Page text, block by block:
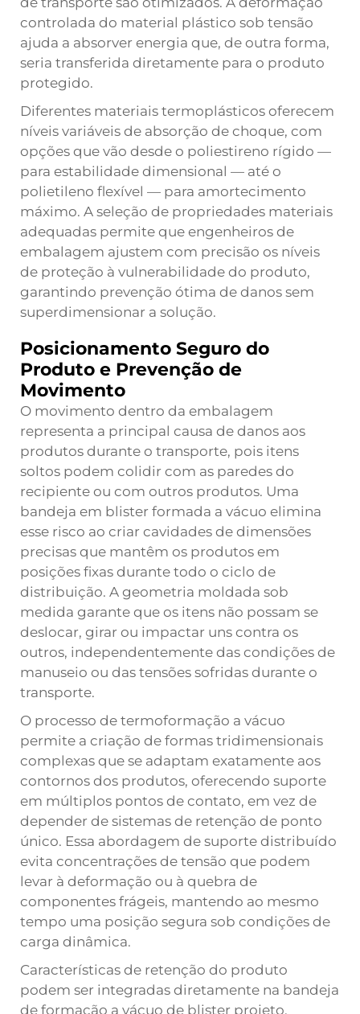
controlada do material plástico sob tensão
ajuda a absorver energia que, de outra forma,
seria transferida diretamente para o produto
protegido.
Diferentes materiais termoplásticos oferecem
níveis variáveis de absorção de choque, com
opções que vão desde o poliestireno rígido —
para estabilidade dimensional — até o
polietileno flexível — para amortecimento
máximo. A seleção de propriedades materiais
adequadas permite que engenheiros de
embalagem ajustem com precisão os níveis
de proteção à vulnerabilidade do produto,
garantindo prevenção ótima de danos sem
superdimensionar a solução.
Posicionamento Seguro do
Produto e Prevenção de
Movimento
O movimento dentro da embalagem
representa a principal causa de danos aos
produtos durante o transporte, pois itens
soltos podem colidir com as paredes do
recipiente ou com outros produtos. Uma
bandeja em blister formada a vácuo elimina
esse risco ao criar cavidades de dimensões
precisas que mantêm os produtos em
posições fixas durante todo o ciclo de
distribuição. A geometria moldada sob
medida garante que os itens não possam se
deslocar, girar ou impactar uns contra os
outros, independentemente das condições de
manuseio ou das tensões sofridas durante o
transporte.
O processo de termoformação a vácuo
permite a criação de formas tridimensionais
complexas que se adaptam exatamente aos
contornos dos produtos, oferecendo suporte
em múltiplos pontos de contato, em vez de
depender de sistemas de retenção de ponto
único. Essa abordagem de suporte distribuído
evita concentrações de tensão que podem
levar à deformação ou à quebra de
componentes frágeis, mantendo ao mesmo
tempo uma posição segura sob condições de
carga dinâmica.
Características de retenção do produto
podem ser integradas diretamente na bandeja
de formação a vácuo de blister projeto,